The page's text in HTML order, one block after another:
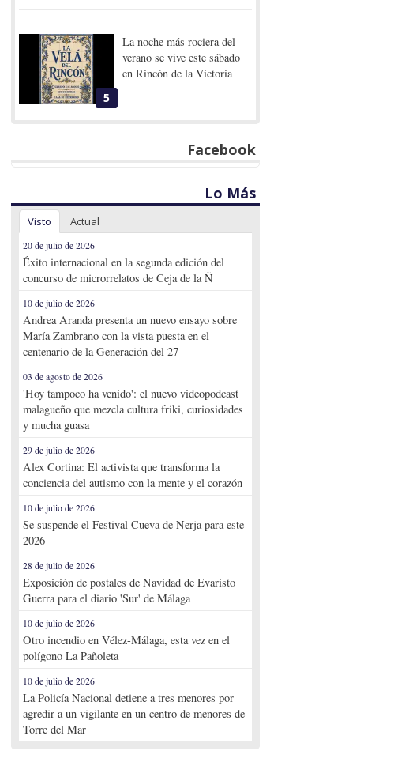
5
La noche más rociera del
verano se vive este sábado
en Rincón de la Victoria
Facebook
Lo Más
Visto Actual
20 de julio de 2026
Éxito internacional en la segunda edición del
concurso de microrrelatos de Ceja de la Ñ
10 de julio de 2026
Andrea Aranda presenta un nuevo ensayo sobre
María Zambrano con la vista puesta en el
centenario de la Generación del 27
03 de agosto de 2026
'Hoy tampoco ha venido': el nuevo videopodcast
malagueño que mezcla cultura friki, curiosidades
y mucha guasa
29 de julio de 2026
Alex Cortina: El activista que transforma la
conciencia del autismo con la mente y el corazón
10 de julio de 2026
Se suspende el Festival Cueva de Nerja para este
2026
28 de julio de 2026
Exposición de postales de Navidad de Evaristo
Guerra para el diario 'Sur' de Málaga
10 de julio de 2026
Otro incendio en Vélez-Málaga, esta vez en el
polígono La Pañoleta
10 de julio de 2026
La Policía Nacional detiene a tres menores por
agredir a un vigilante en un centro de menores de
Torre del Mar